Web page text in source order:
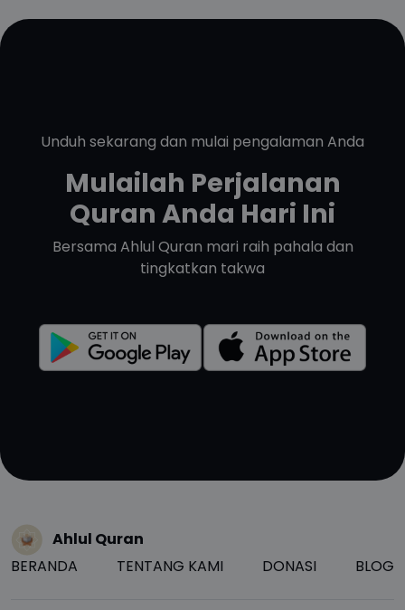
Unduh sekarang dan mulai pengalaman Anda
Mulailah Perjalanan
Quran Anda Hari Ini
Bersama Ahlul Quran mari raih pahala dan
tingkatkan takwa
Ahlul Quran
BERANDA
TENTANG KAMI DONASI BLOG